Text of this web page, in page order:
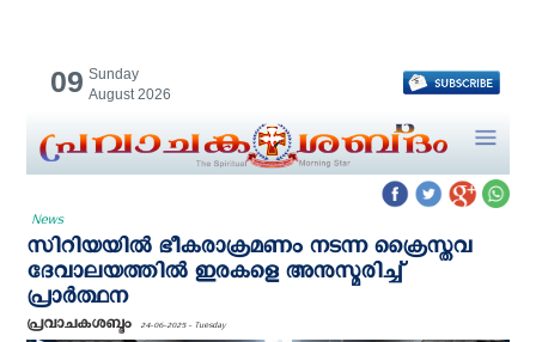
09 Sunday
August 2026
News
സിറിയയില്‍ ഭീകരാക്രമണം നടന്ന ക്രൈസ്തവ
ദേവാലയത്തില്‍ ഇരകളെ അനുസ്മരിച്ച്
പ്രാര്‍ത്ഥന
പ്രവാചകശബ്ദം 24-06-2025 - Tuesday